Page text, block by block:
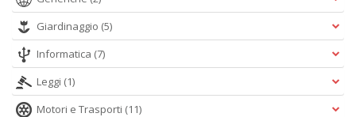
Giardinaggio (5)
Informatica (7)
Leggi (1)
Motori e Trasporti (11)